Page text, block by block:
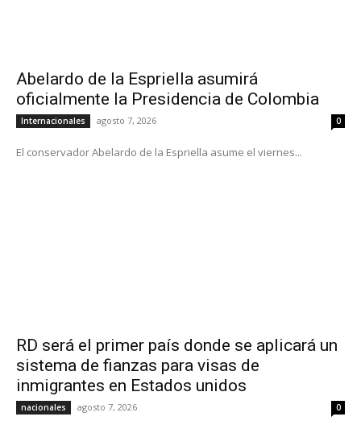
Abelardo de la Espriella asumirá
oficialmente la Presidencia de Colombia
Internacionales agosto 7, 2026 0
El conservador Abelardo de la Espriella asume el viernes...
RD será el primer país donde se aplicará un
sistema de fianzas para visas de
inmigrantes en Estados unidos
nacionales agosto 7, 2026 0